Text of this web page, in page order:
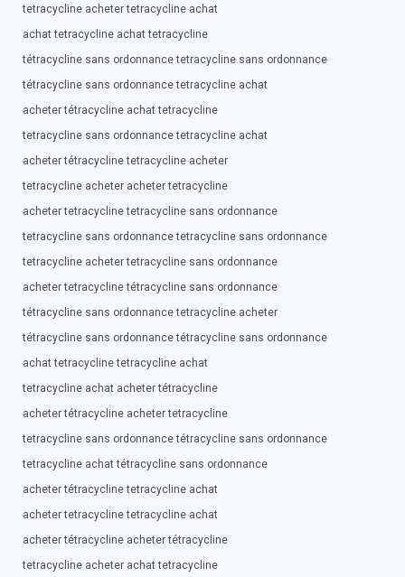
tetracycline acheter tetracycline achat
achat tetracycline achat tetracycline
tétracycline sans ordonnance tetracycline sans ordonnance
tétracycline sans ordonnance tetracycline achat
acheter tétracycline achat tetracycline
tetracycline sans ordonnance tetracycline achat
acheter tétracycline tetracycline acheter
tetracycline acheter acheter tetracycline
acheter tetracycline tetracycline sans ordonnance
tetracycline sans ordonnance tetracycline sans ordonnance
tetracycline acheter tetracycline sans ordonnance
acheter tetracycline tétracycline sans ordonnance
tétracycline sans ordonnance tetracycline acheter
tétracycline sans ordonnance tétracycline sans ordonnance
achat tetracycline tetracycline achat
tetracycline achat acheter tétracycline
acheter tétracycline acheter tetracycline
tetracycline sans ordonnance tétracycline sans ordonnance
tetracycline achat tétracycline sans ordonnance
acheter tétracycline tetracycline achat
acheter tetracycline tetracycline achat
acheter tétracycline acheter tétracycline
tetracycline acheter achat tetracycline